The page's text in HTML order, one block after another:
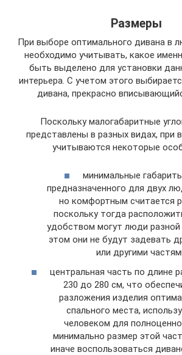
Размеры
При выборе оптимального дивана в
необходимо учитывать, какое
быть выделено для установки
интерьера. С учетом этого
дивана, прекрасно
Поскольку малогабаритные
представлены в разных видах, при
учитываются некоторые
минимальные
предназначенного для двух
но комфортным считается
поскольку тогда
удобством могут люди разной
этом они не будут задевать
или другими
центральная часть по длине
230 до 280 см, что
разложения изделия
спального места,
человеком для
минимально размер этой
иначе воспользоваться